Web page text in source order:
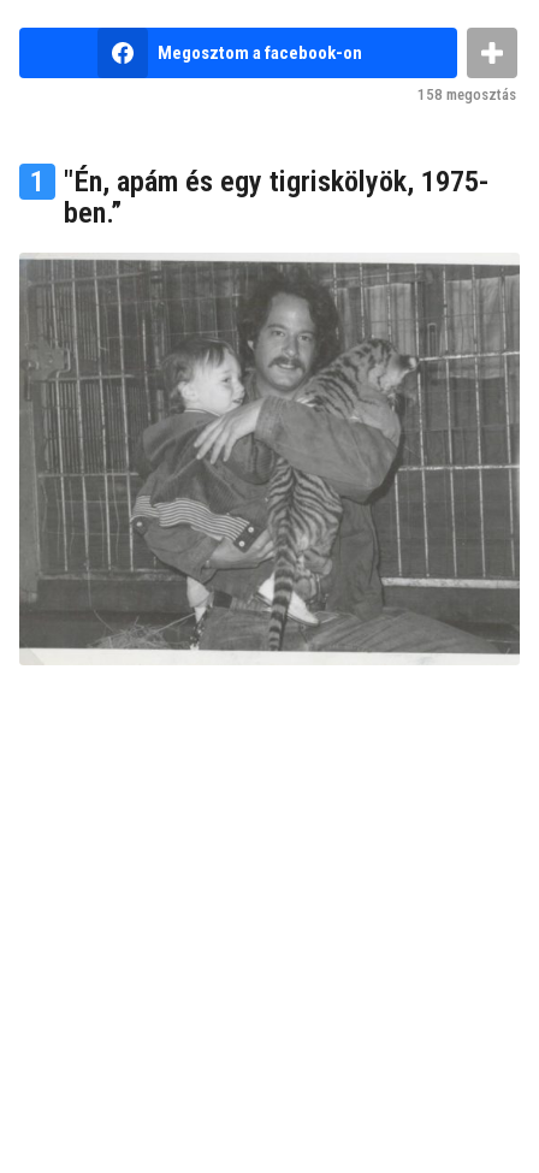
z
n
u
t
Megosztom a facebook-on
158 megosztás
1
"Én, apám és egy tigriskölyök, 1975-
ben.”